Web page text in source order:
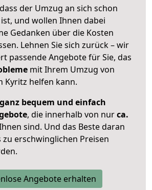
der Umzug an sich schon
und wollen Ihnen dabei
Gedanken über die Kosten
Lehnen Sie sich zurück – wir
passende Angebote für Sie, das
mit Ihrem Umzug von
Kyritz helfen kann.
bequem und einfach
, die innerhalb von nurca.
sind. Und das Beste daran
zu erschwinglichen Preisen
Angebote erhalten